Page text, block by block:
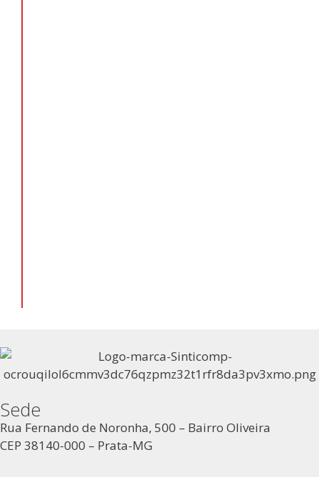
Sede
Rua Fernando de Noronha, 500 – Bairro Oliveira
CEP 38140-000 – Prata-MG